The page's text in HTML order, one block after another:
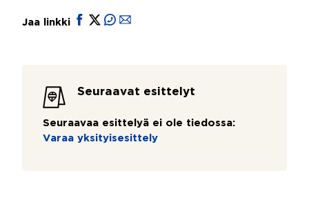
Jaa linkki
Seuraavat esittelyt
Seuraavaa esittelyä ei ole tiedossa:
Varaa yksityisesittely